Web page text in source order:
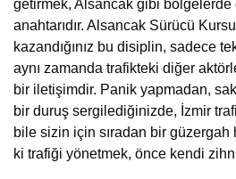
getirmek, Alsancak gibi bölgelerde
anahtarıdır. Alsancak Sürücü
kazandığınız bu disiplin, sadece
aynı zamanda trafikteki diğer
bir iletişimdir. Panik yapmadan,
bir duruş sergilediğinizde, İzmir
bile sizin için sıradan bir güzergah
ki trafiği yönetmek, önce kendi